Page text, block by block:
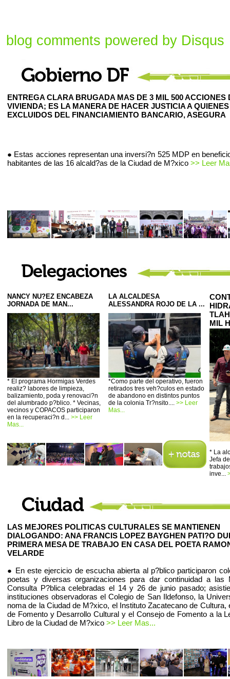
blog comments powered by Disqus
ENTREGA CLARA BRUGADA MAS DE 3 MIL 500 ACCIONES
VIVIENDA; ES LA MANERA DE HACER JUSTICIA A
EXCLUIDOS DEL FINANCIAMIENTO BANCARIO, ASEGURA
● Estas acciones representan una inversi?n 525 MDP en
habitantes de las 16 alcald?as de la Ciudad de M?xico >> Leer
NANCY NU?EZ ENCABEZA
JORNADA DE MAN...
* El programa Hormigas Verdes
realiz? labores de limpieza,
balizamiento, poda y renovaci?n
del alumbrado p?blico. * Vecinas,
vecinos y COPACOS participaron
en la recuperaci?n d... >> Leer
Mas...
LA ALCALDESA
ALESSANDRA ROJO DE LA ...
*Como parte del operativo, fueron
retirados tres veh?culos en estado
de abandono en distintos puntos
de la colonia Tr?nsito.... >> Leer
Mas...
MIL
* La
Jefa
inve...
LAS MEJORES POLITICAS CULTURALES SE MANTIENEN
DIALOGANDO: ANA FRANCIS LOPEZ BAYGHEN PATI?O
PRIMERA MESA DE TRABAJO EN CASA DEL POETA
VELARDE
● En este ejercicio de escucha abierta al p?blico participaron
poetas y diversas organizaciones para dar continuidad a las
Consulta P?blica celebradas el 14 y 26 de junio pasado;
instituciones observadoras el Colegio de San Ildefonso, la
noma de la Ciudad de M?xico, el Instituto Zacatecano de Cultura,
de Fomento y Desarrollo Cultural y el Consejo de Fomento a la
Libro de la Ciudad de M?xico >> Leer Mas...